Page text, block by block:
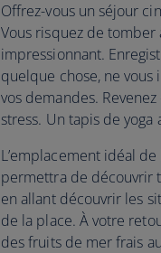
Offrez-vous un séjour
Vous risquez de
impressionnant.
quelque chose, ne
vos demandes.
stress. Un tapis de
L’emplacement idéal
permettra de découvrir
en allant découvrir les
de la place. À votre
des fruits de mer frais